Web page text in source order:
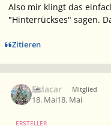
Also mir klingt das
"Hinterrückses" sagen.
Zitieren
Eldacar Mitglied
18. Mai18. Mai
ERSTELLER